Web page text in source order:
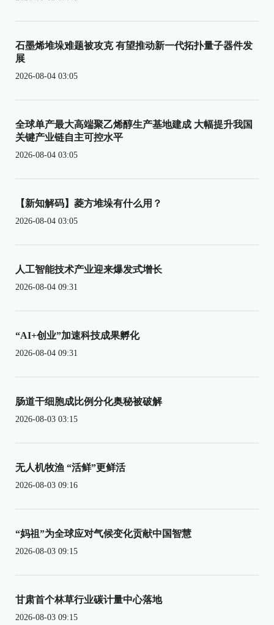
石墨烯堆垛难题被攻克 有望推动新一代拓扑量子器件发
展
2026-08-04 03:05
全球单产最大高端聚乙烯醇生产基地建成 大幅提升我国
关键产业链自主可控水平
2026-08-04 03:05
【新知解码】菱方堆垛有什么用？
2026-08-04 03:05
人工智能技术产业迎来爆发式增长
2026-08-04 09:31
“AI+创业”加速科技成果孵化
2026-08-04 09:31
肠道干细胞成比例分化奥秘被破解
2026-08-03 03:15
无人机牧渔 “活鲜”更鲜活
2026-08-03 09:16
“妈祖”为全球应对气候变化贡献中国智慧
2026-08-03 09:15
甘肃首个林草行业碳计量中心落地
2026-08-03 09:15